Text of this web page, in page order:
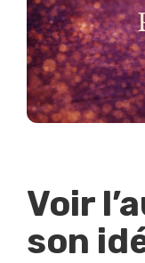
Voir
son